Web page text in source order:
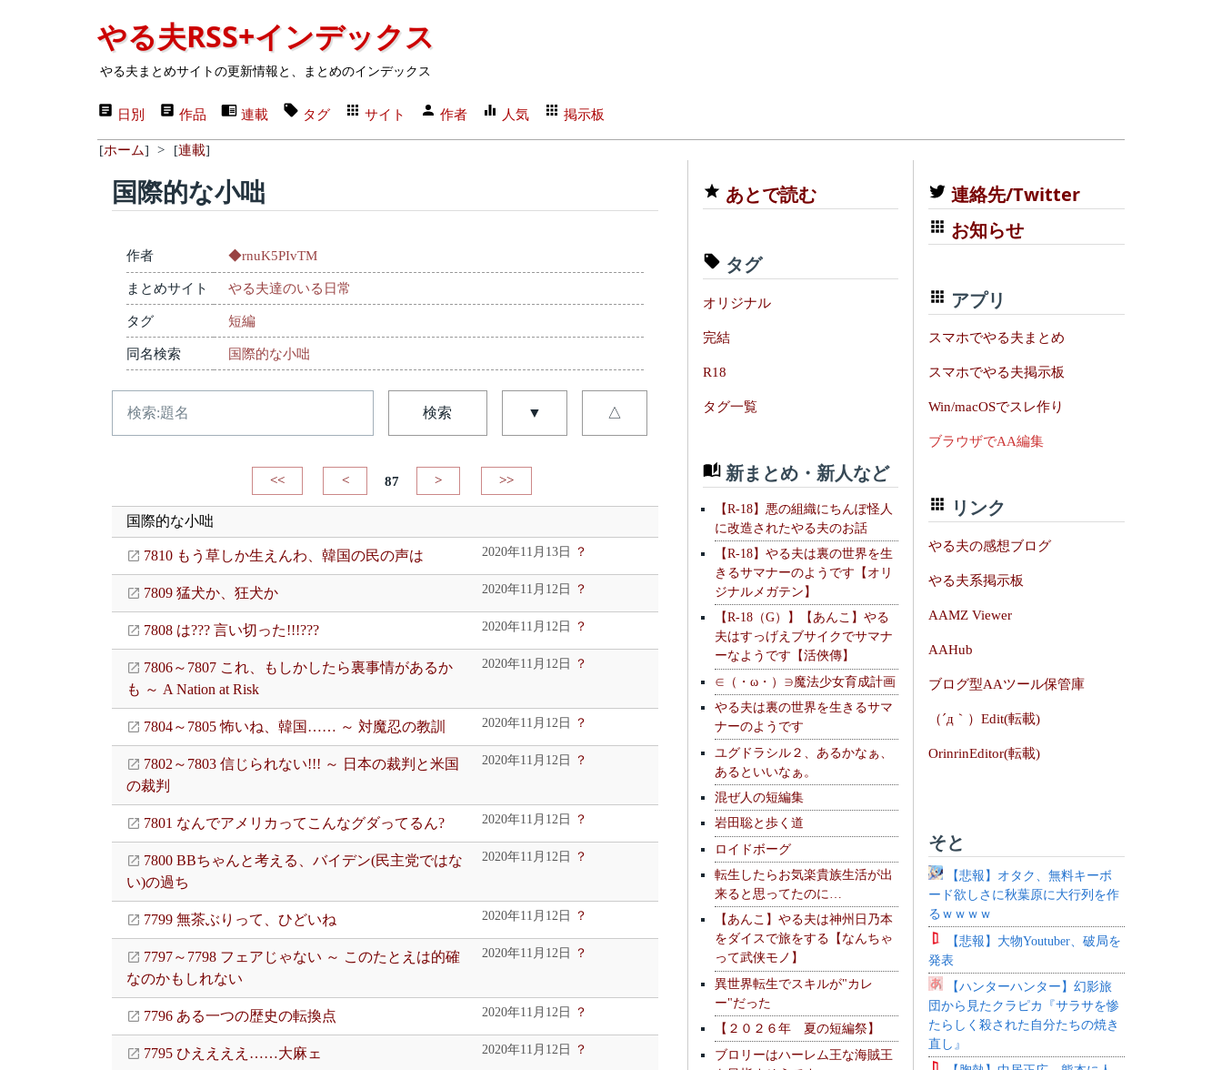
やる夫RSS+インデックス
やる夫まとめサイトの更新情報と、まとめのインデックス
日別 作品 連載 タグ サイト 作者 人気 掲示板
[ホーム] > [連載]
国際的な小咄
作者 ◆rnuK5PIvTM
まとめサイト やる夫達のいる日常
タグ 短編
同名検索 国際的な小咄
検索 ▼ △
<< < 87 > >>
国際的な小咄
7810 もう草しか生えんわ、韓国の民の声は 2020年11月13日 ？
7809 猛犬か、狂犬か 2020年11月12日 ？
7808 は??? 言い切った!!!??? 2020年11月12日 ？
7806～7807 これ、もしかしたら裏事情があるか
も ～ A Nation at Risk
2020年11月12日 ？
7804～7805 怖いね、韓国…… ～ 対魔忍の教訓 2020年11月12日 ？
7802～7803 信じられない!!! ～ 日本の裁判と米国
の裁判
2020年11月12日 ？
7801 なんでアメリカってこんなグダってるん? 2020年11月12日 ？
7800 BBちゃんと考える、バイデン(民主党ではな
い)の過ち
2020年11月12日 ？
7799 無茶ぶりって、ひどいね 2020年11月12日 ？
7797～7798 フェアじゃない ～ このたとえは的確
なのかもしれない
2020年11月12日 ？
7796 ある一つの歴史の転換点 2020年11月12日 ？
7795 ひええええ……大麻ェ 2020年11月12日 ？
あとで読む
タグ
オリジナル
完結
R18
タグ一覧
新まとめ・新人など
【R-18】悪の組織にちんぽ怪人
に改造されたやる夫のお話
【R-18】やる夫は裏の世界を生
きるサマナーのようです【オリ
ジナルメガテン】
【R-18（G）】【あんこ】やる
夫はすっげえブサイクでサマナ
ーなようです【活俠傳】
∈（・ω・）∋魔法少女育成計画
やる夫は裏の世界を生きるサマ
ナーのようです
ユグドラシル２、あるかなぁ、
あるといいなぁ。
混ぜ人の短編集
岩田聡と歩く道
ロイドボーグ
転生したらお気楽貴族生活が出
来ると思ってたのに…
【あんこ】やる夫は神州日乃本
をダイスで旅をする【なんちゃ
って武侠モノ】
異世界転生でスキルが"カレ
ー"だった
【２０２６年 夏の短編祭】
ブロリーはハーレム王な海賊王
連絡先/Twitter
お知らせ
アプリ
スマホでやる夫まとめ
スマホでやる夫掲示板
Win/macOSでスレ作り
ブラウザでAA編集
リンク
やる夫の感想ブログ
やる夫系掲示板
AAMZ Viewer
AAHub
ブログ型AAツール保管庫
（´д｀）Edit(転載)
OrinrinEditor(転載)
そと
【悲報】オタク、無料キーボ
ード欲しさに秋葉原に大行列を作
るｗｗｗｗ
【悲報】大物Youtuber、破局を
発表
【ハンターハンター】幻影旅
団から見たクラピカ『サラサを惨
たらしく殺された自分たちの焼き
直し』